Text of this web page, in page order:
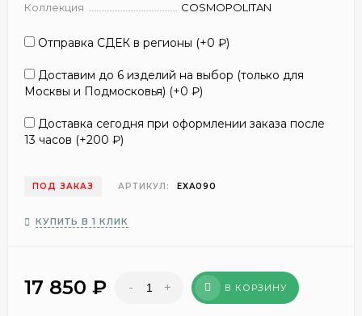
Коллекция
COSMOPOLITAN
Отправка СДЕК в регионы (+0 ₽)
Доставим до 6 изделий на выбор (только для
Москвы и Подмосковья) (+0 ₽)
Доставка сегодня при оформлении заказа после
13 часов (+200 ₽)
ПОД ЗАКАЗ АРТИКУЛ: EXA090
КУПИТЬ В 1 КЛИК
17 850 ₽ - + В КОРЗИНУ